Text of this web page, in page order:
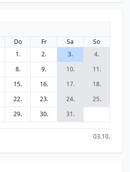
Do Fr Sa
So
1.
2. 3.
4.
8. 9. 10.
11.
15. 16. 17.
18.
22. 23. 24.
25.
29. 30. 31.
03.10.